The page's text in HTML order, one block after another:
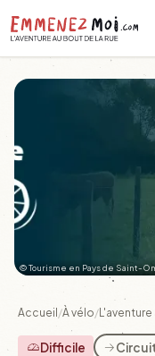
© Tourisme en Pays de Saint-
Accueil /À vélo/
Difficile